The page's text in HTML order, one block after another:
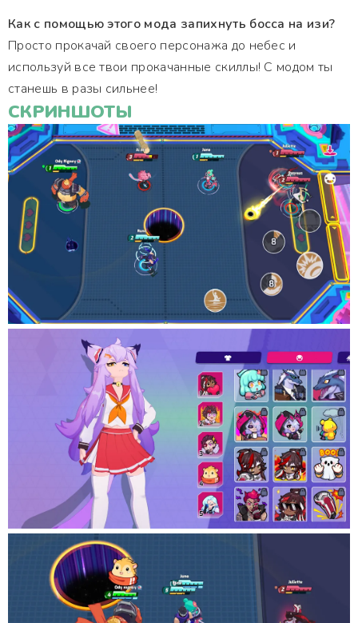
Как с помощью этого мода запихнуть босса на изи?
Просто прокачай своего персонажа до небес и
используй все твои прокачанные скиллы! С модом ты
станешь в разы сильнее!
СКРИНШОТЫ